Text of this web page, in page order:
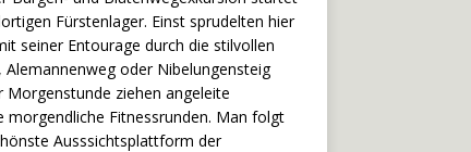
Fürstenlager. Einst sprudelten hier
seiner Entourage durch die stilvollen
oder Nibelungensteig
Morgenstunde ziehen angeleite
morgendliche Fitnessrunden. Man folgt
Ausssichtsplattform der